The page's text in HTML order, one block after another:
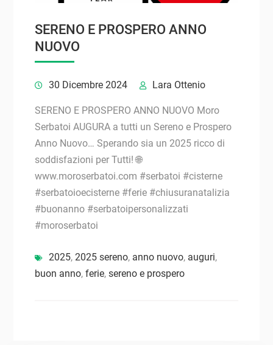
SERENO E PROSPERO ANNO
NUOVO
30 Dicembre 2024 Lara Ottenio
SERENO E PROSPERO ANNO NUOVO Moro
Serbatoi AUGURA a tutti un Sereno e Prospero
Anno Nuovo… Sperando sia un 2025 ricco di
soddisfazioni per Tutti! 🌐
www.moroserbatoi.com #serbatoi #cisterne
#serbatoioecisterne #ferie #chiusuranatalizia
#buonanno #serbatoipersonalizzati
#moroserbatoi
2025, 2025 sereno, anno nuovo, auguri,
buon anno, ferie, sereno e prospero